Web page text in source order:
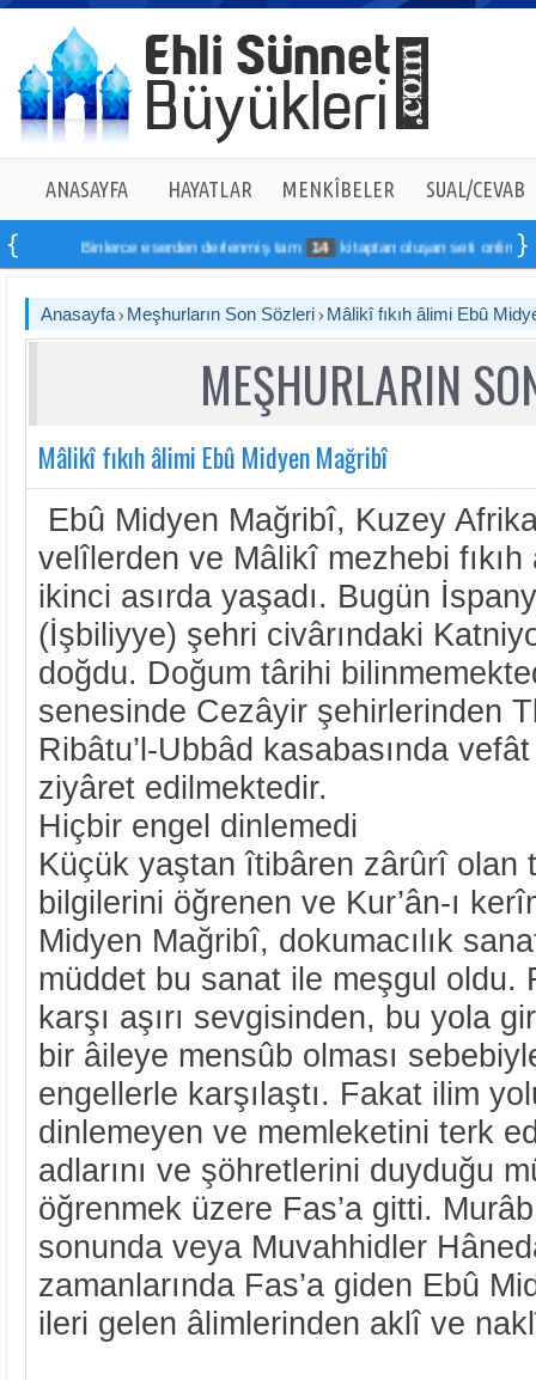
ANASAYFA HAYATLAR MENKÎBELER SUAL/CEVAB
Binlerce eserden derlenmiş tam 14 kitaptan oluşan seti online
Anasayfa Meşhurların Son Sözleri Mâlikî fıkıh âlimi Ebû
MEŞHURLARIN
Mâlikî fıkıh âlimi Ebû Midyen Mağribî
Ebû Midyen Mağribî, Kuzey
velîlerden ve Mâlikî mezhebi
ikinci asırda yaşadı. Bugün
(İşbiliyye) şehri civârındaki
doğdu. Doğum târihi
senesinde Cezâyir şehirlerinden
Ribâtu’l-Ubbâd kasabasında
ziyâret edilmektedir.
Hiçbir engel dinlemedi
Küçük yaştan îtibâren zârûrî olan
bilgilerini öğrenen ve Kur’ân-ı
Midyen Mağribî, dokumacılık
müddet bu sanat ile meşgul oldu.
karşı aşırı sevgisinden, bu yola
bir âileye mensûb olması
engellerle karşılaştı. Fakat ilim
dinlemeyen ve memleketini terk
adlarını ve şöhretlerini duyduğu
öğrenmek üzere Fas’a gitti.
sonunda veya Muvahhidler
zamanlarında Fas’a giden Ebû
ileri gelen âlimlerinden aklî ve